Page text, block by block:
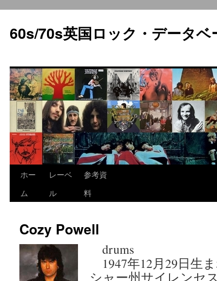
60s/70s英国ロック・データベ
ン
ツ
ホー
ム
レーベ
ル
参考資
料
Cozy Powell
drums
1947年12月29日生
シャー州サイレンセ